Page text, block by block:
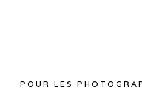
POUR LES